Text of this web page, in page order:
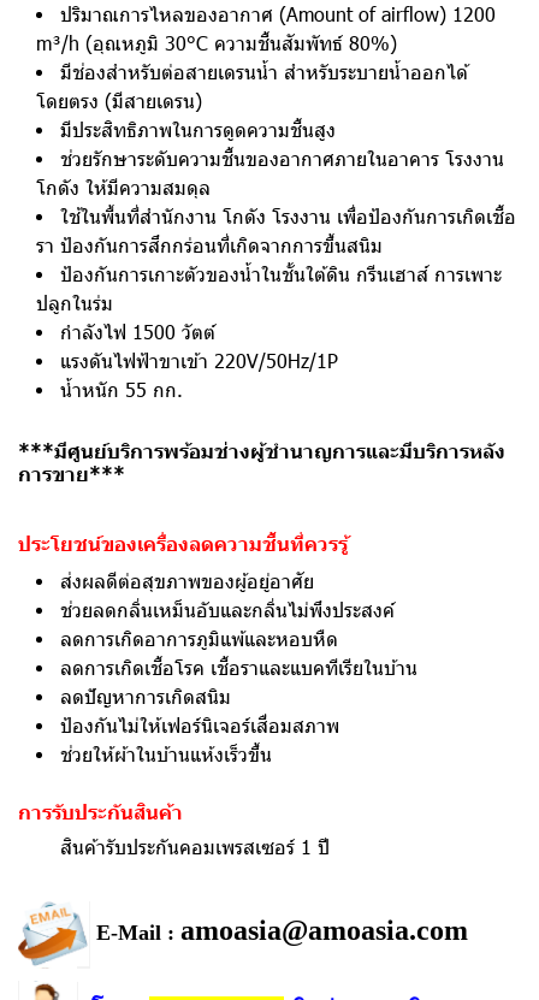
ปริมาณการไหลของอากาศ (Amount of airflow) 1200
m³/h (อุณหภูมิ 30°C ความชื้นสัมพัทธ์ 80%)
มีช่องสำหรับต่อสายเดรนน้ำ สำหรับระบายน้ำออกได้
โดยตรง (มีสายเดรน)
มีประสิทธิภาพในการดูดความชื้นสูง
ช่วยรักษาระดับความชื้นของอากาศภายในอาคาร โรงงาน
โกดัง ให้มีความสมดุล
ใช้ในพื้นที่สำนักงาน โกดัง โรงงาน เพื่อป้องกันการเกิดเชื้อ
รา ป้องกันการสึกกร่อนที่เกิดจากการขึ้นสนิม
ป้องกันการเกาะตัวของน้ำในชั้นใต้ดิน กรีนเฮาส์ การเพาะ
ปลูกในร่ม
กำลังไฟ 1500 วัตต์
แรงดันไฟฟ้าขาเข้า 220V/50Hz/1P
น้ำหนัก 55 กก.
***มีศูนย์บริการพร้อมช่างผู้ชำนาญการและมีบริการหลัง
การขาย***
ประโยชน์ของเครื่องลดความชื้นที่ควรรู้
ส่งผลดีต่อสุขภาพของผู้อยู่อาศัย
ช่วยลดกลิ่นเหม็นอับและกลิ่นไม่พึงประสงค์
ลดการเกิดอาการภูมิแพ้และหอบหืด
ลดการเกิดเชื้อโรค เชื้อราและแบคทีเรียในบ้าน
ลดปัญหาการเกิดสนิม
ป้องกันไม่ให้เฟอร์นิเจอร์เสื่อมสภาพ
ช่วยให้ผ้าในบ้านแห้งเร็วขึ้น
การรับประกันสินค้า
สินค้ารับประกันคอมเพรสเซอร์ 1 ปี
E-Mail : amoasia@amoasia.com